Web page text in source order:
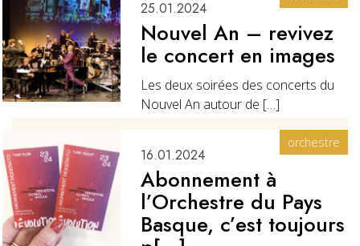
25.01.2024
Nouvel An – revivez
le concert en images
Les deux soirées des concerts du
Nouvel An autour de […]
orchestre
16.01.2024
Abonnement à
l’Orchestre du Pays
Basque, c’est toujours